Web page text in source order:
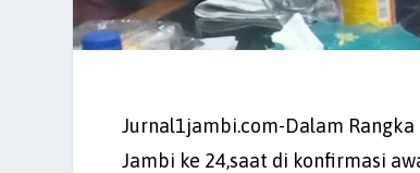
Jurnal1jambi.com-Dalam
Jambi ke 24,saat di konfirmasi